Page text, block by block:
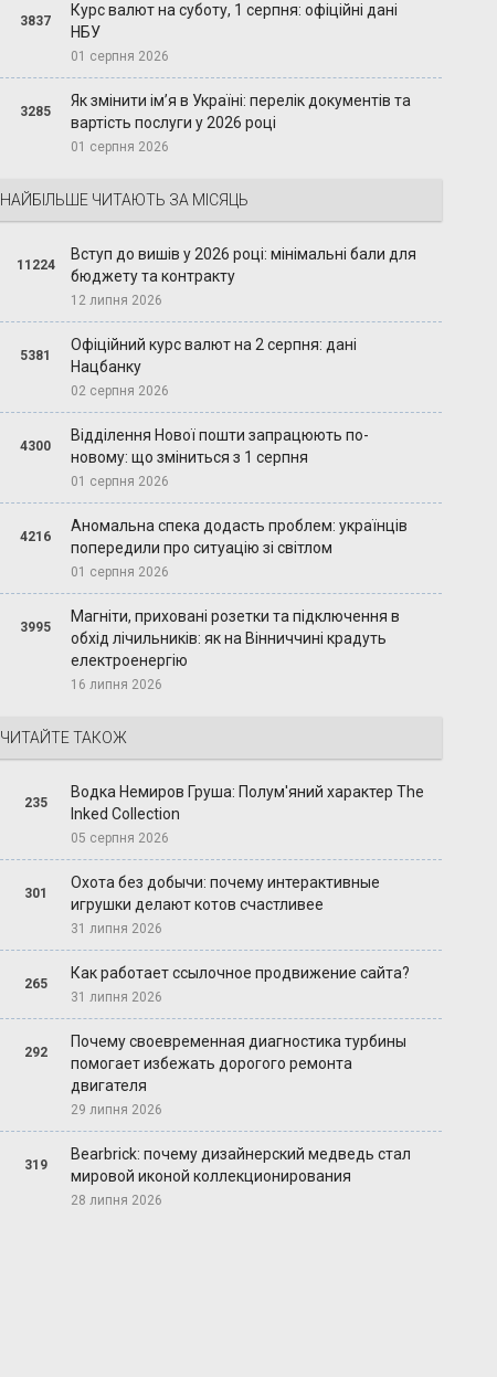
3837
Курс валют на суботу, 1 серпня: офіційні дані
НБУ
01 серпня 2026
3285
Як змінити ім’я в Україні: перелік документів та
вартість послуги у 2026 році
01 серпня 2026
НАЙБІЛЬШЕ ЧИТАЮТЬ ЗА МІСЯЦЬ
11224
Вступ до вишів у 2026 році: мінімальні бали для
бюджету та контракту
12 липня 2026
5381
Офіційний курс валют на 2 серпня: дані
Нацбанку
02 серпня 2026
4300
Відділення Нової пошти запрацюють по-
новому: що зміниться з 1 серпня
01 серпня 2026
4216
Аномальна спека додасть проблем: українців
попередили про ситуацію зі світлом
01 серпня 2026
3995
Магніти, приховані розетки та підключення в
обхід лічильників: як на Вінниччині крадуть
електроенергію
16 липня 2026
ЧИТАЙТЕ ТАКОЖ
235
Водка Немиров Груша: Полум'яний характер The
Inked Collection
05 серпня 2026
301
Охота без добычи: почему интерактивные
игрушки делают котов счастливее
31 липня 2026
265
Как работает ссылочное продвижение сайта?
31 липня 2026
292
Почему своевременная диагностика турбины
помогает избежать дорогого ремонта
двигателя
29 липня 2026
319
Bearbrick: почему дизайнерский медведь стал
мировой иконой коллекционирования
28 липня 2026